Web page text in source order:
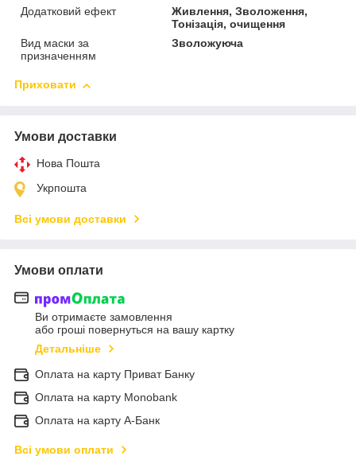
Додатковий ефект
Живлення, Зволоження,
Тонізація, очищення
Вид маски за
призначенням
Зволожуюча
Приховати
Умови доставки
Нова Пошта
Укрпошта
Всі умови доставки
Умови оплати
Ви отримаєте замовлення
або гроші повернуться на вашу картку
Детальніше
Оплата на карту Приват Банку
Оплата на карту Monobank
Оплата на карту А-Банк
Всі умови оплати